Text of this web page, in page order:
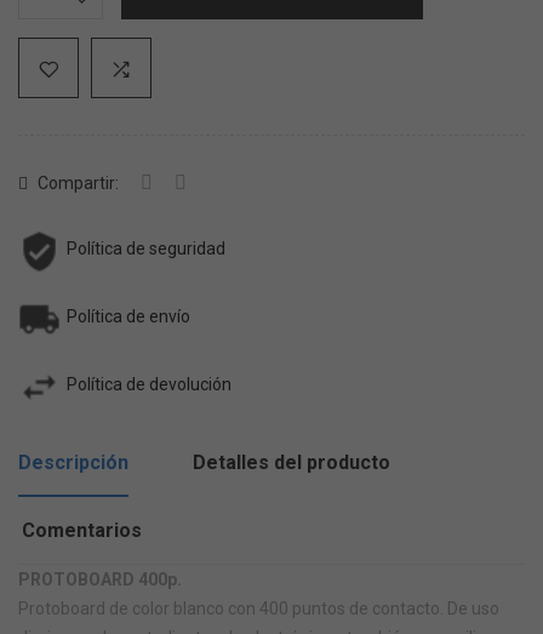
Compartir:
Política de seguridad
Política de envío
Política de devolución
Descripción Detalles del producto
Comentarios
PROTOBOARD 400p.
Protoboard de color blanco con 400 puntos de contacto. De uso